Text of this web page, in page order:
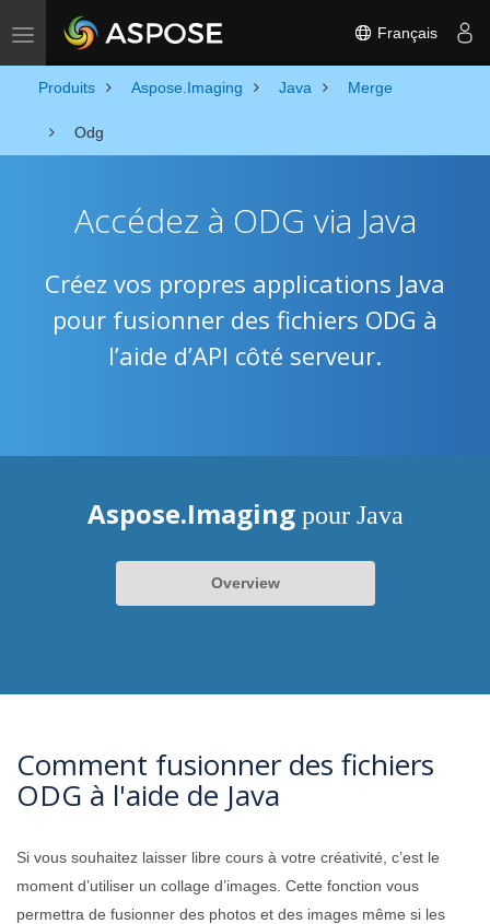
Toggle navigation Français
Produits Aspose.Imaging Java Merge
Odg
Accédez à ODG via Java
Créez vos propres applications Java
pour fusionner des fichiers ODG à
l’aide d’API côté serveur.
Aspose.Imaging pour Java
Overview
Comment fusionner des fichiers
ODG à l'aide de Java
Si vous souhaitez laisser libre cours à votre créativité, c’est le
moment d’utiliser un collage d’images. Cette fonction vous
permettra de fusionner des photos et des images même si les